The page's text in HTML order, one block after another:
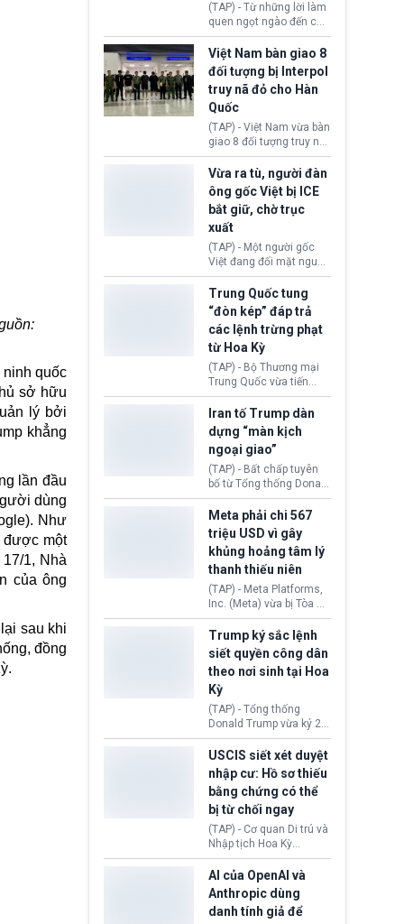
quốc
sở hữu
lý bởi
khẳng
lần đầu
dùng
Như
được một
1, Nhà
của ông
sau khi
đồng
(TAP) - Từ những lời làm
quen ngọt ngào đến các
“sàn vàng ảo”, bất động
sản trực tuyến cùng
đường dây đánh bạc quy
mô lớn, hai tổ chức tội
phạm xuyên quốc gia đã
dựng lên mạng lưới hoạt
động tại Việt Nam và
Lào, lôi kéo hàng nghìn
người tham gia, luân
chuyển dòng tiền qua
nhiều lớp tài khoản. Sau
hơn 2 tuần phối hợp truy
xét, lực lượng chức năng
hai nước đã bắt giữ 171
Việt Nam bàn giao 8
đối tượng bị Interpol
truy nã đỏ cho Hàn
Quốc
(TAP) - Việt Nam vừa bàn
giao 8 đối tượng truy nã
đỏ Interpol cho lực lượng
chức năng Hàn Quốc.
Nhóm này bị xác định
lừa đảo 619 nạn nhân,
chiếm đoạt hơn 17,7 tỷ
KRW.
Vừa ra tù, người đàn
ông gốc Việt bị ICE
bắt giữ, chờ trục
xuất
(TAP) - Một người gốc
Việt đang đối mặt nguy
cơ bị trục xuất khỏi Hoa
Kỳ sau khi đã chấp hành
xong bản án liên quan
đến tội ác từ hơn 30
năm trước tại California.
Trung Quốc tung
“đòn kép” đáp trả
các lệnh trừng phạt
từ Hoa Kỳ
(TAP) - Bộ Thương mại
Trung Quốc vừa tiến
hành áp đặt lệnh trừng
phạt lên hàng loạt thực
thể và siết chặt kiểm
soát xuất khẩu máy bay
không người lái (UAV)
sang Hoa Kỳ. Động thái
này nhằm đáp trả các
biện pháp hạn chế
thương mại, áp thuế mới
cùng lệnh cấm công
nghệ gần đây từ phía
Washington.
Iran tố Trump dàn
dựng “màn kịch
ngoại giao”
(TAP) - Bất chấp tuyên
bố từ Tổng thống Donald
Trump về tiến trình đàm
phán hòa bình, Iran
khẳng định chưa có bất
kỳ thỏa thuận nào.
Tehran cho rằng, Hoa Kỳ
chỉ đang dàn dựng “màn
kịch ngoại giao” để xoa
dịu căng thẳng.
Meta phải chi 567
triệu USD vì gây
khủng hoảng tâm lý
thanh thiếu niên
(TAP) - Meta Platforms,
Inc. (Meta) vừa bị Tòa án
bang New Mexico yêu
cầu đóng góp 567 triệu
USD vào một quỹ khắc
phục hậu quả. Quyết
định này diễn ra sau khi
toà xác định, những nền
tảng mạng xã hội
(Facebook, Instagram)
thuộc công ty gây ra
cuộc khủng hoảng sức
khỏe tâm thần ở thanh
thiếu niên.
Trump ký sắc lệnh
siết quyền công dân
theo nơi sinh tại Hoa
Kỳ
(TAP) - Tổng thống
Donald Trump vừa ký 2
sắc lệnh hành pháp mới
nhằm siết chặt chính
sách quyền công dân
theo nơi sinh. Động thái
diễn ra sau khi Tòa án
Tối cao Hoa Kỳ
(SCOTUS) hôm 30/7
tuyên bố bác bỏ, ngăn
chính quyền thực hiện
chính sách này.
USCIS siết xét duyệt
nhập cư: Hồ sơ thiếu
bằng chứng có thể
bị từ chối ngay
(TAP) - Cơ quan Di trú và
Nhập tịch Hoa Kỳ
(USCIS) vừa thay đổi quy
trình xét duyệt hồ sơ
nhập cư, trao quyền cho
viên chức từ chối ngay
những đơn không chứng
AI của OpenAI và
Anthropic dùng
danh tính giả để